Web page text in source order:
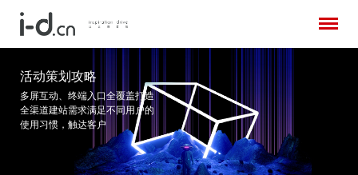
活动策划攻略
多屏互动、终端入口全覆盖打造
全渠道建站需求满足不同用户的
使用习惯，触达客户